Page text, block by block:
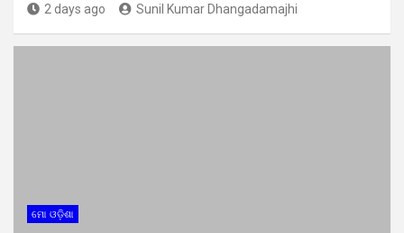
2 days ago Sunil Kumar Dhangadamajhi
ମୋ ଓଡ଼ିଶା